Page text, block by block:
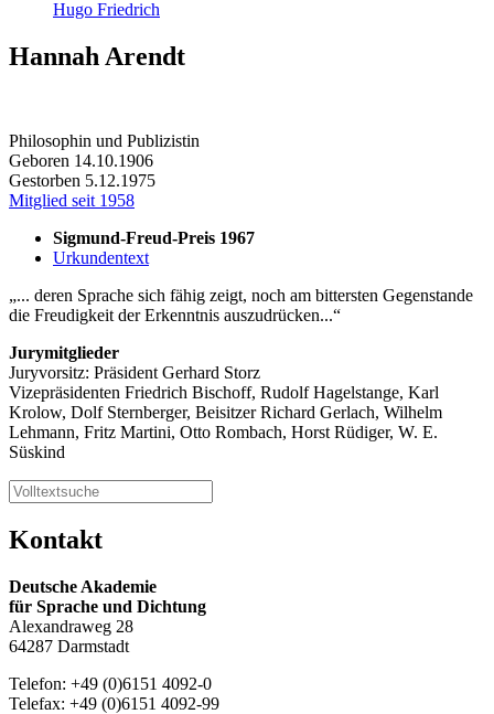
Hugo Friedrich
Hannah Arendt
Philosophin und Publizistin
Geboren 14.10.1906
Gestorben 5.12.1975
Mitglied seit 1958
Sigmund-Freud-Preis 1967
Urkundentext
... deren Sprache sich fähig zeigt, noch am bittersten Gegenstande
die Freudigkeit der Erkenntnis auszudrücken...
Jurymitglieder
Juryvorsitz: Präsident Gerhard Storz
Vizepräsidenten Friedrich Bischoff, Rudolf Hagelstange, Karl
Krolow, Dolf Sternberger, Beisitzer Richard Gerlach, Wilhelm
Lehmann, Fritz Martini, Otto Rombach, Horst Rüdiger, W. E.
Süskind
Kontakt
Deutsche Akademie
für Sprache und Dichtung
Alexandraweg 28
64287 Darmstadt
Telefon: +49 (0)6151 4092-0
Telefax: +49 (0)6151 4092-99